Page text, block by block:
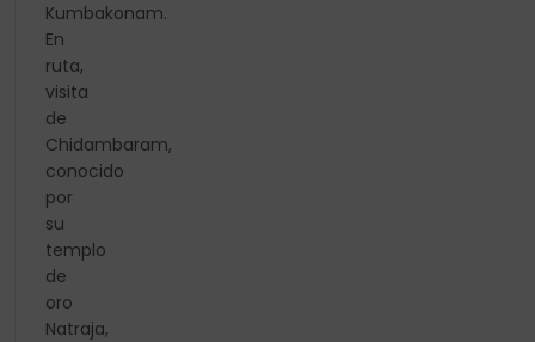
Kumbakonam.
En
ruta,
visita
de
Chidambaram,
conocido
por
su
templo
de
oro
Natraja,